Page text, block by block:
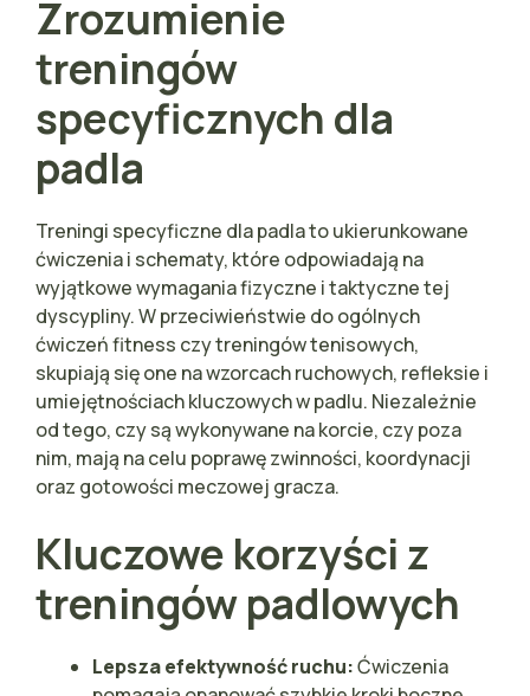
Zrozumienie
treningów
specyficznych dla
padla
Treningi specyficzne dla padla to ukierunkowane
ćwiczenia i schematy, które odpowiadają na
wyjątkowe wymagania fizyczne i taktyczne tej
dyscypliny. W przeciwieństwie do ogólnych
ćwiczeń fitness czy treningów tenisowych,
skupiają się one na wzorcach ruchowych, refleksie i
umiejętnościach kluczowych w padlu. Niezależnie
od tego, czy są wykonywane na korcie, czy poza
nim, mają na celu poprawę zwinności, koordynacji
oraz gotowości meczowej gracza.
Kluczowe korzyści z
treningów padlowych
Lepsza efektywność ruchu:Ćwiczenia